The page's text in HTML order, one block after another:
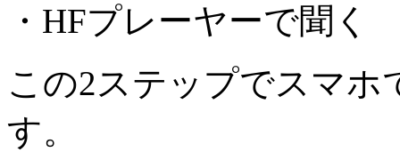
・HFプレーヤーで聞く
この2ステップでスマホ
す。